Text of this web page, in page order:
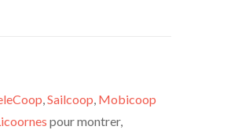
,Sailcoop, Mobicoop
pour montrer,